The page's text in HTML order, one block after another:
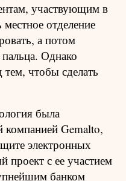
участвующим в
местное отделение
а потом
Однако
тем, чтобы сделать
была
компанией Gemalto,
электронных
с ее участием
банком